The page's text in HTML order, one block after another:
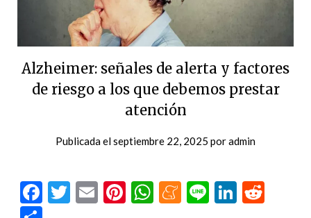
Alzheimer: señales de alerta y factores
de riesgo a los que debemos prestar
atención
Publicada elseptiembre 22, 2025 poradmin
Facebook
Twitter
EmailPinterest
WhatsApp
Meneame
Line